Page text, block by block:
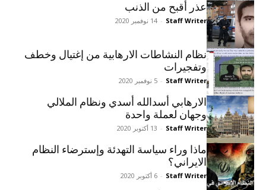
عذر أقبح من الذنب
Staff Writer
- 14 نوفمبر 2020
نظام النشاطات الارهابية من إغتيال وخطف
وتفجيرات
Staff Writer
- 5 نوفمبر 2020
الارهابي أسدالله أسدي ونظام الملالي
وجهان لعملة واحدة
Staff Writer
- 13 أكتوبر 2020
ماذا وراء سياسة التهدئة وإسترضاء النظام
الايراني؟
Staff Writer
- 6 أكتوبر 2020